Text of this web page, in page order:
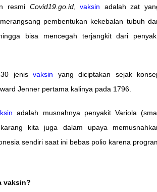
resmi Covid19.go.id,vaksin adalah zat
pembentukan kekebalan tubuh
bisa mencegah terjangkit dari
jenis vaksin yang diciptakan sejak
Jenner pertama kalinya pada 1796.
adalah musnahnya penyakit Variola
kita juga dalam upaya
sendiri saat ini bebas polio karena
vaksin?